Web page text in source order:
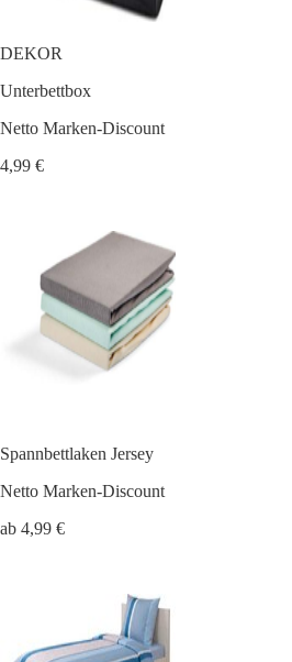
DEKOR
Unterbettbox
Netto Marken-Discount
4,99 €
Spannbettlaken Jersey
Netto Marken-Discount
ab 4,99 €